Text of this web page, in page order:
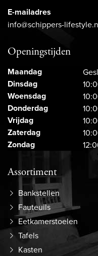
E-mailadres
info@schippers-
Openingstijden
Maandag
Dinsdag
Woensdag
Donderdag
Vrijdag
Zaterdag
Zondag
Assortiment
Bankstellen
Fauteuils
Eetkamerstoelen
Tafels
Kasten